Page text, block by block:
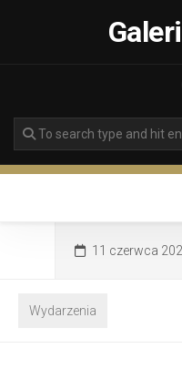
11 czerwca
Wydarzenia